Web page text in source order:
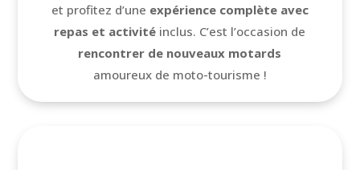
et profitez d’une expérience complète avec
repas et activité inclus. C’est l’occasion de
rencontrer de nouveaux motards
amoureux de moto-tourisme !